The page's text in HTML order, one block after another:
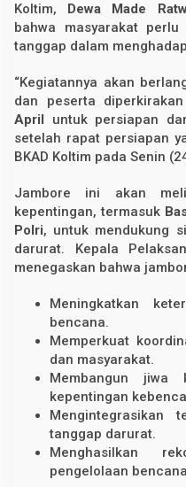
Koltim,
Dewa Made
bahwa masyarakat
tanggap dalam
“Kegiatannya akan
dan peserta
April
untuk persiapan
setelah rapat persiapan
BKAD Koltim pada Senin
Jambore ini akan
kepentingan, termasuk
Polri, untuk mendukung
darurat. Kepala
menegaskan bahwa
Meningkatkan
bencana.
Memperkuat
dan masyarakat.
Membangun jiwa
kepentingan
Mengintegrasikan
tanggap darurat.
Menghasilkan
pengelolaan